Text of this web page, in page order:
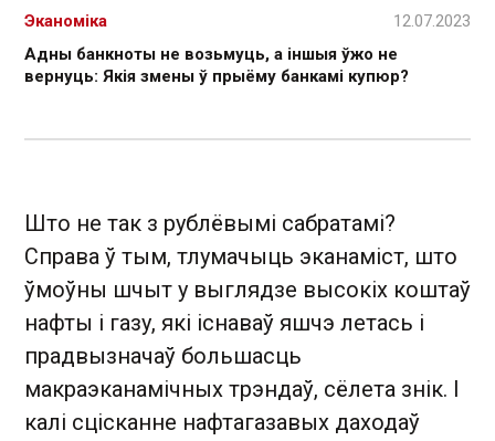
Адны банкноты не возьмуць, а іншыя ўжо не
вернуць: Якія змены ў прыёму банкамі купюр?
Эканоміка 12.07.2023
Што не так з рублёвымі сабратамі?
Справа ў тым, тлумачыць эканаміст, што
ўмоўны шчыт у выглядзе высокіх коштаў
нафты і газу, які існаваў яшчэ летась і
прадвызначаў большасць
макраэканамічных трэндаў, сёлета знік. І
калі сцісканне нафтагазавых даходаў